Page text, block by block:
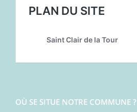
OÙ SE SITUE NOTRE COMMUNE ?